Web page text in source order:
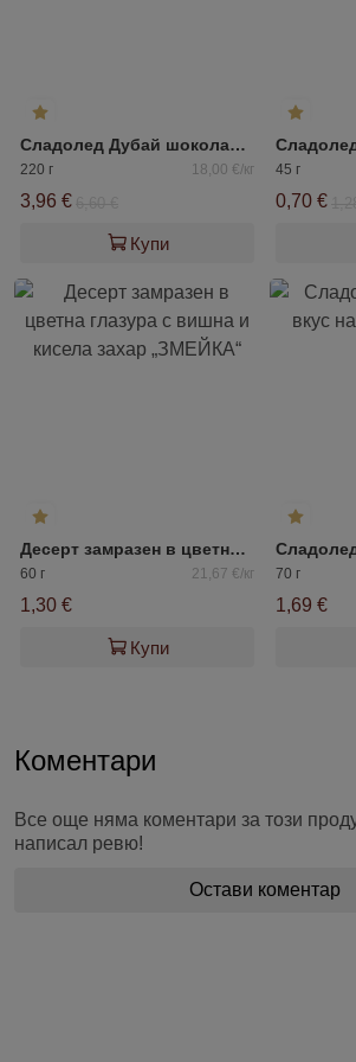
Сладолед Дубай шоколад стайл 4*55гр
220 г 18,00 €/кг
3,96 €
Купи
45 г
0,70 €
Десерт замразен в цветна глазура с вишна и кисела захар „ЗМЕЙКА“
60 г 21,67 €/кг
1,30 €
Купи
70 г
1,69 €
Коментари
Все още няма коментари за този
написал ревю!
Остави коментар